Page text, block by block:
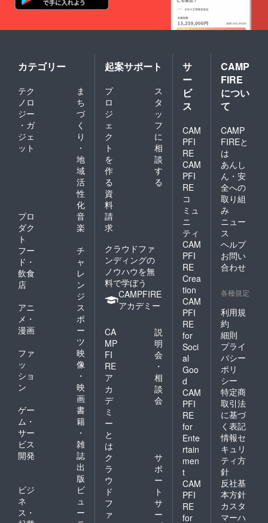
カテゴリー
テク
ノロ
ジー
・ガ
ジェ
ット
ま
ち
づ
く
り
・
地
域
活
性
化
プロ
ダク
ト
音
楽
フー
ド・
飲食
店
チ
ャ
レ
ン
ジ
アニ
メ・
漫画
ス
ポ
ー
ツ
ファ
ッ
ショ
ン
映
像
・
映
画
ゲー
ム・
サー
ビス
開発
書
籍
・
雑
誌
出
版
ビジ
ネ
ス・
ビ
ュ
ー
起案サポート
プ
ロ
ジ
ェ
ク
ト
を
作
る
ス
タ
ッ
フ
に
相
談
す
る
資
料
請
求
クラウドファ
ンディングの
ノウハウを無
料で学ぼう
CAMPFIRE
アカデミー
CA
MP
FI
RE
ア
カ
デ
ミ
ー
と
は
説
明
会
・
相
談
会
ク
ラ
ウ
ド
フ
ァ
サ
ポ
ー
ト
サ
ー
サ
ー
ビ
ス
CAM
PFI
RE
CAM
PFI
RE
コ
ミュ
ニ
ティ
CAM
PFI
RE
Crea
tion
CAM
PFI
RE
for
Soci
al
Goo
d
CAM
PFI
RE
for
Ente
rtain
men
t
CAM
PFI
RE
for
CAMP
FIRE
につい
て
CAMP
FIREと
は
あんし
ん・安
全への
取り組
み
ニュー
ス
ヘルプ
お問い
合わせ
各種規定
利用規
約
細則
プライ
バシー
ポリ
シー
特定商
取引法
に基づ
く表記
情報セ
キュリ
ティ方
針
反社基
本方針
カスタ
マーハ